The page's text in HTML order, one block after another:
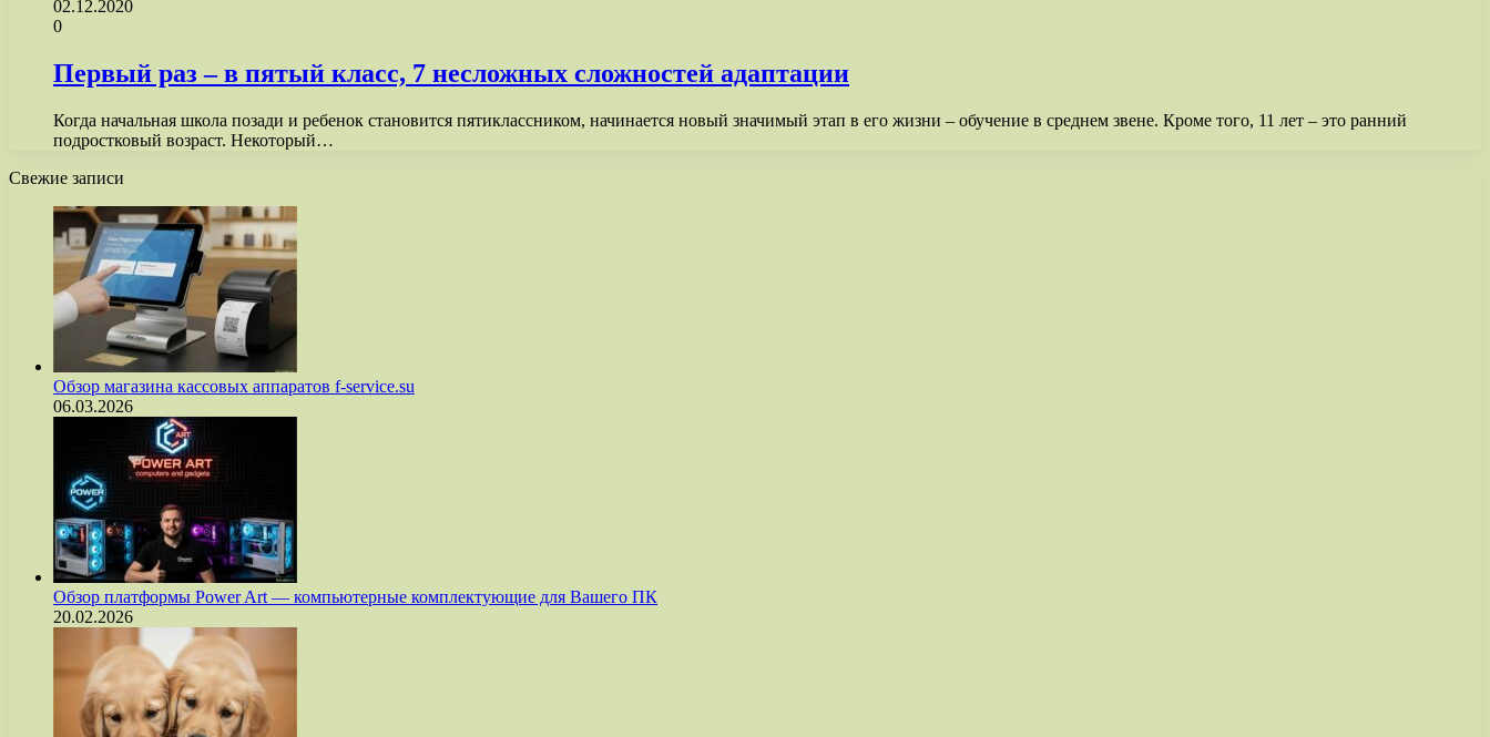
02.12.2020
0
Первый раз – в пятый класс, 7 несложных сложностей адаптации
Когда начальная школа позади и ребенок становится пятиклассником, начинается новый значимый этап в его жизни – обучение в среднем звене. Кроме того, 11 лет – это ранний
подростковый возраст. Некоторый…
Свежие записи
Обзор магазина кассовых аппаратов f-service.su
06.03.2026
Обзор платформы Power Art — компьютерные комплектующие для Вашего ПК
20.02.2026